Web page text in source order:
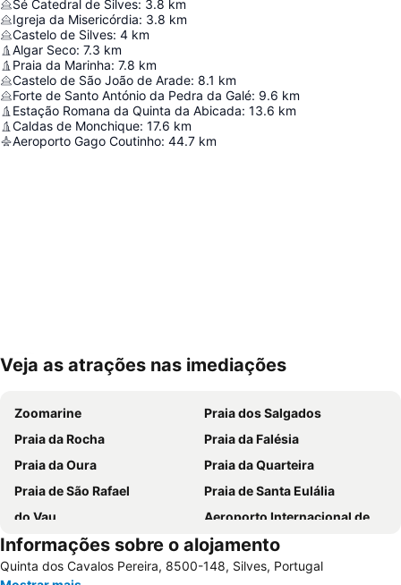
Sé Catedral de Silves: 3.8 km
Igreja da Misericórdia: 3.8 km
Castelo de Silves: 4 km
Algar Seco: 7.3 km
Praia da Marinha: 7.8 km
Castelo de São João de Arade: 8.1 km
Forte de Santo António da Pedra da Galé: 9.6 km
Estação Romana da Quinta da Abicada: 13.6 km
Caldas de Monchique: 17.6 km
Aeroporto Gago Coutinho: 44.7 km
Ampliar mapa
Veja as atrações nas imediações
Zoomarine
Praia dos Salgados
Praia da Rocha
Praia da Falésia
Praia da Oura
Praia da Quarteira
Praia de São Rafael
Praia de Santa Eulália
do Vau
Aeroporto Internacional de Faro - Gago Coutinho
Praia da Galé
slide & splash
Praia dos Pescadores
Autodrómo Internacional Algarve
Informações sobre o alojamento
Quinta dos Cavalos Pereira, 8500-148, Silves, Portugal